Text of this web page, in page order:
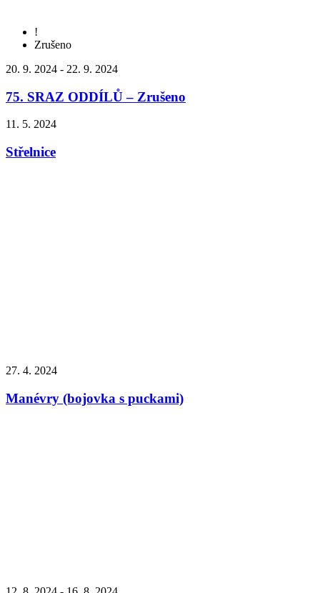
!
Zrušeno
20. 9. 2024 - 22. 9. 2024
75. SRAZ ODDÍLŮ – Zrušeno
11. 5. 2024
Střelnice
27. 4. 2024
Manévry (bojovka s puckami)